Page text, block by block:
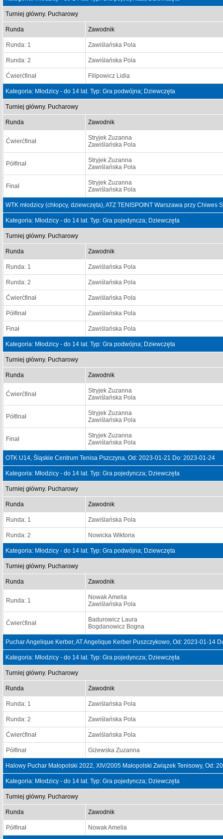
Turniej główny. Pucharowy
Runda Zawodnik
Runda: 1 Zawiślańska Pola
Runda: 2 Zawiślańska Pola
Ćwierćfinał Filipowicz Lidia
Kategoria: Młodzicy - do 14 lat. Typ: Gra podwójna; Dziewczęta
Turniej główny. Pucharowy
Runda Zawodnik
Ćwierćfinał
Stryjek Zuzanna
Zawiślańska Pola
Półfinał
Stryjek Zuzanna
Zawiślańska Pola
Finał
Stryjek Zuzanna
Zawiślańska Pola
WTK młodzicy (chłopcy, dziewczęta), ATZ TENISPOINT Warszawa przy
Kategoria: Młodzicy - do 14 lat. Typ: Gra pojedyncza; Dziewczęta
Turniej główny. Pucharowy
Runda Zawodnik
Runda: 1 Zawiślańska Pola
Runda: 2 Zawiślańska Pola
Ćwierćfinał Zawiślańska Pola
Półfinał Zawiślańska Pola
Finał Zawiślańska Pola
Kategoria: Młodzicy - do 14 lat. Typ: Gra podwójna; Dziewczęta
Turniej główny. Pucharowy
Runda Zawodnik
Ćwierćfinał
Stryjek Zuzanna
Zawiślańska Pola
Półfinał
Stryjek Zuzanna
Zawiślańska Pola
Finał
Stryjek Zuzanna
Zawiślańska Pola
OTK U14, Śląskie Centrum Tenisa Pszczyna, Od: 2023-01-21 Do: 2023-01-24
Kategoria: Młodzicy - do 14 lat. Typ: Gra pojedyncza; Dziewczęta
Turniej główny. Pucharowy
Runda Zawodnik
Runda: 1 Zawiślańska Pola
Runda: 2 Nowicka Wiktoria
Kategoria: Młodzicy - do 14 lat. Typ: Gra podwójna; Dziewczęta
Turniej główny. Pucharowy
Runda Zawodnik
Runda: 1
Nowak Amelia
Zawiślańska Pola
Ćwierćfinał
Badurowicz Laura
Bogdanowicz Bogna
Puchar Angelique Kerber, AT Angelique Kerber Puszczykowo, Od: 2023-01-14
Kategoria: Młodzicy - do 14 lat. Typ: Gra pojedyncza; Dziewczęta
Turniej główny. Pucharowy
Runda Zawodnik
Runda: 1 Zawiślańska Pola
Runda: 2 Zawiślańska Pola
Ćwierćfinał Zawiślańska Pola
Półfinał Giżewska Zuzanna
Halowy Puchar Małopolski 2022, XIV/2005 Małopolski Związek Tenisowy, Od:
Kategoria: Młodzicy - do 14 lat. Typ: Gra pojedyncza; Dziewczęta
Turniej główny. Pucharowy
Runda Zawodnik
Półfinał Nowak Amelia